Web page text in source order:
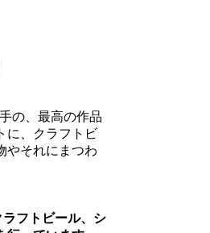
の、最高の作品
に、クラフトビ
やそれにまつわ
フトビール、シ